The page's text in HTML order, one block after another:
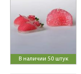
В наличии 50 штук